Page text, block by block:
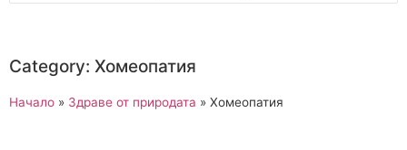
Category: Хомеопатия
Начало » Здраве от природата » Хомеопатия